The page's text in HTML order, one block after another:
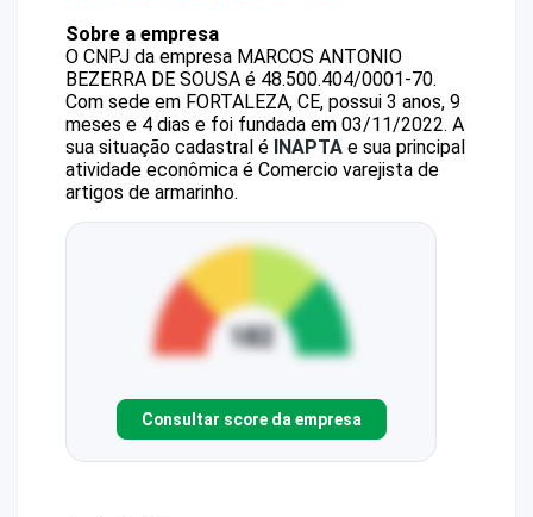
Sobre a empresa
O CNPJ da empresa MARCOS ANTONIO
BEZERRA DE SOUSA é 48.500.404/0001-70.
Com sede em FORTALEZA, CE, possui 3 anos, 9
meses e 4 dias e foi fundada em 03/11/2022. A
sua situação cadastral é INAPTA e sua principal
atividade econômica é Comercio varejista de
artigos de armarinho.
Consultar score da empresa